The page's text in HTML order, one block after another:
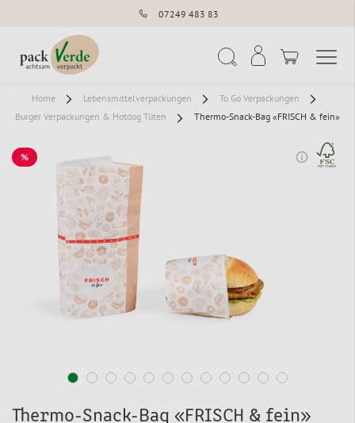
07249 483 83
Home Lebensmittelverpackungen
To Go Verpackungen
Burger Verpackungen & Hotdog Tüten
Thermo-Snack-Bag «FRISCH & fein»
%
Thermo-Snack-Bag «FRISCH & fein»